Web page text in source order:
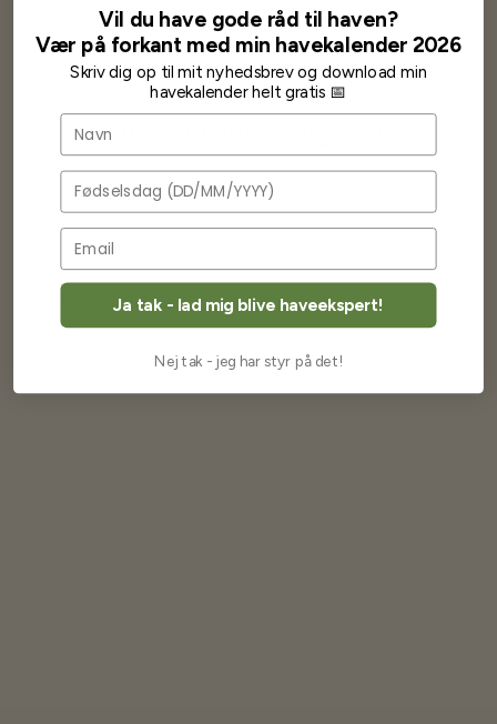
Ofte stillede spørgsmål
Levering og forsendelse
Frøkvalitet og garanti
Betaling og priser
Vil du have gode råd til haven?
Vær på forkant med min havekalender 2026
Skriv dig op til mit nyhedsbrev og download min
havekalender helt gratis 📅
Navn
Fødselsdag
Ja tak - lad mig blive haveekspert!
Nej tak - jeg har styr på det!